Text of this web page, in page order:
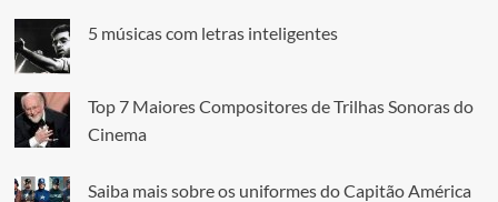
5 músicas com letras inteligentes
Top 7 Maiores Compositores de Trilhas Sonoras do
Cinema
Saiba mais sobre os uniformes do Capitão América